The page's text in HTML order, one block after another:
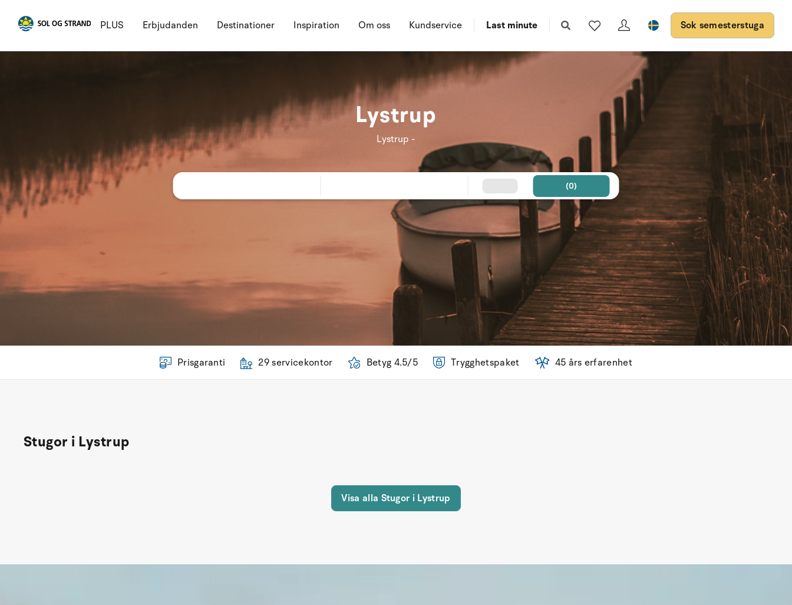
PLUS Erbjudanden Destinationer Inspiration Om oss Kundservice Last minute Sok semesterstuga
(0)
Lystrup
Lystrup -
Prisgaranti 29 servicekontor Betyg 4.5/5 Trygghetspaket 45 års erfarenhet
Stugor i Lystrup
Visa alla Stugor i Lystrup